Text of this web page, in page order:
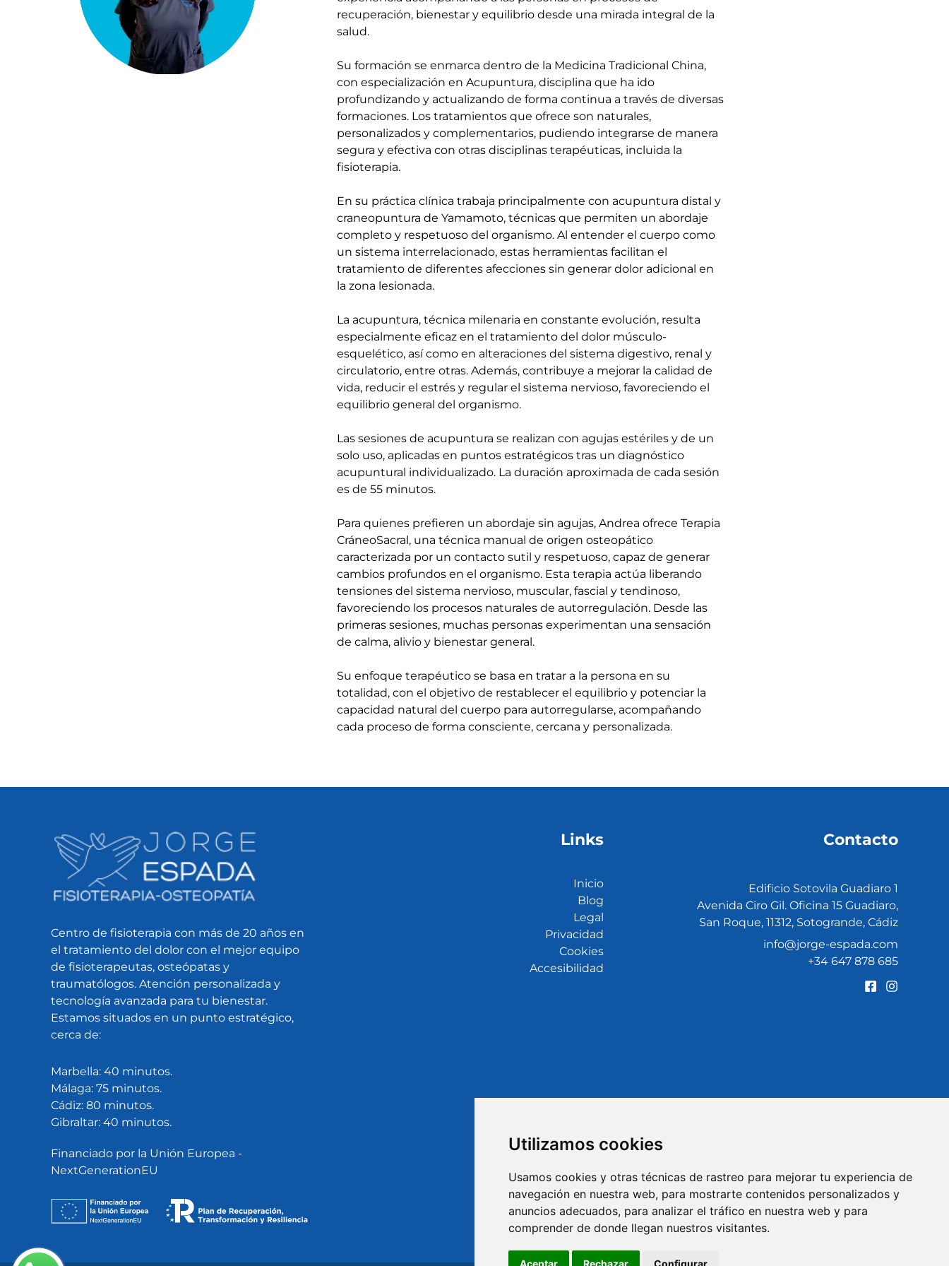
Utilizamos cookies
Usamos cookies y otras técnicas de rastreo para mejorar tu experiencia de
navegación en nuestra web, para mostrarte contenidos personalizados y
anuncios adecuados, para analizar el tráfico en nuestra web y para
comprender de donde llegan nuestros visitantes.
Aceptar Rechazar Configurar
recuperación, bienestar y equilibrio desde una mirada integral de la
salud.
Su formación se enmarca dentro de la Medicina Tradicional China,
con especialización en Acupuntura, disciplina que ha ido
profundizando y actualizando de forma continua a través de diversas
formaciones. Los tratamientos que ofrece son naturales,
personalizados y complementarios, pudiendo integrarse de manera
segura y efectiva con otras disciplinas terapéuticas, incluida la
fisioterapia.
En su práctica clínica trabaja principalmente con acupuntura distal y
craneopuntura de Yamamoto, técnicas que permiten un abordaje
completo y respetuoso del organismo. Al entender el cuerpo como
un sistema interrelacionado, estas herramientas facilitan el
tratamiento de diferentes afecciones sin generar dolor adicional en
la zona lesionada.
La acupuntura, técnica milenaria en constante evolución, resulta
especialmente eficaz en el tratamiento del dolor músculo-
esquelético, así como en alteraciones del sistema digestivo, renal y
circulatorio, entre otras. Además, contribuye a mejorar la calidad de
vida, reducir el estrés y regular el sistema nervioso, favoreciendo el
equilibrio general del organismo.
Las sesiones de acupuntura se realizan con agujas estériles y de un
solo uso, aplicadas en puntos estratégicos tras un diagnóstico
acupuntural individualizado. La duración aproximada de cada sesión
es de 55 minutos.
Para quienes prefieren un abordaje sin agujas, Andrea ofrece Terapia
CráneoSacral, una técnica manual de origen osteopático
caracterizada por un contacto sutil y respetuoso, capaz de generar
cambios profundos en el organismo. Esta terapia actúa liberando
tensiones del sistema nervioso, muscular, fascial y tendinoso,
favoreciendo los procesos naturales de autorregulación. Desde las
primeras sesiones, muchas personas experimentan una sensación
de calma, alivio y bienestar general.
Su enfoque terapéutico se basa en tratar a la persona en su
totalidad, con el objetivo de restablecer el equilibrio y potenciar la
capacidad natural del cuerpo para autorregularse, acompañando
cada proceso de forma consciente, cercana y personalizada.
Centro de fisioterapia con más de 20 años en
el tratamiento del dolor con el mejor equipo
de fisioterapeutas, osteópatas y
traumatólogos. Atención personalizada y
tecnología avanzada para tu bienestar.
Estamos situados en un punto estratégico,
cerca de:
Marbella: 40 minutos.
Málaga: 75 minutos.
Cádiz: 80 minutos.
Gibraltar: 40 minutos.
Financiado por la Unión Europea -
NextGenerationEU
Links
Inicio
Blog
Legal
Privacidad
Cookies
Accesibilidad
Contacto
Edificio Sotovila Guadiaro 1
Avenida Ciro Gil. Oficina 15 Guadiaro,
San Roque, 11312, Sotogrande, Cádiz
info@jorge-espada.com
+34 647 878 685